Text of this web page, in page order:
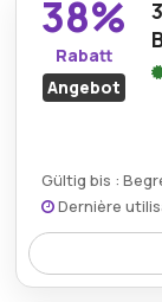
machen Sie
38%
Rabatt
Angebot
Gültig bis :
Dernière
Erhalten Sie